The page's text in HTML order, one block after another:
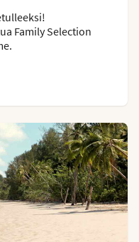
Family Selection